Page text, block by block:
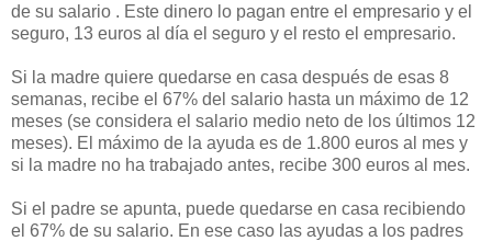
de su salario . Este dinero lo pagan entre el empresario y el
seguro, 13 euros al día el seguro y el resto el empresario.
Si la madre quiere quedarse en casa después de esas 8
semanas, recibe el 67% del salario hasta un máximo de 12
meses (se considera el salario medio neto de los últimos 12
meses). El máximo de la ayuda es de 1.800 euros al mes y
si la madre no ha trabajado antes, recibe 300 euros al mes.
Si el padre se apunta, puede quedarse en casa recibiendo
el 67% de su salario. En ese caso las ayudas a los padres